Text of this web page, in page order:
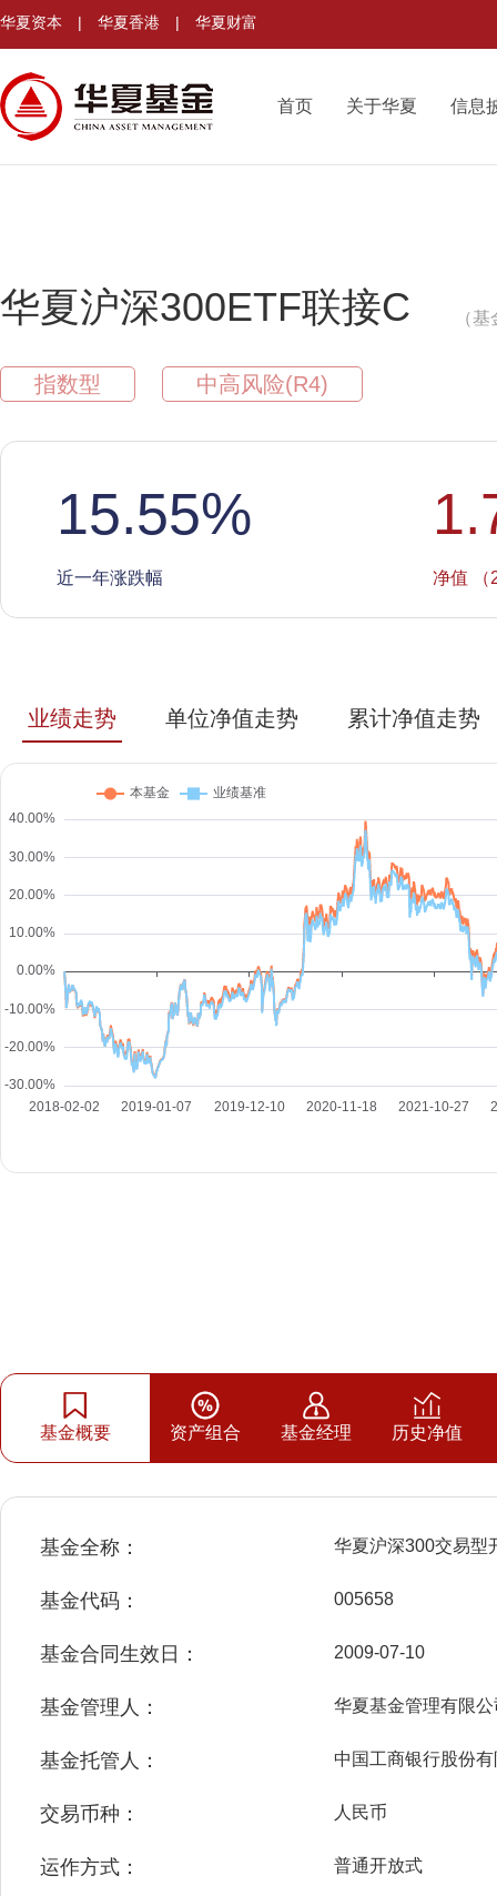
华夏资本 | 华夏香港 | 华夏财富
首页 关于华夏 信息
华夏沪深300ETF联接C （
指数型 中高风险(R4)
15.55%
近一年涨跌幅 净值 （
业绩走势 单位净值走势 累计净值走势
基金概要 资产组合 基金经理 历史净值
基金全称： 华夏沪深300交易型
基金代码： 005658
基金合同生效日： 2009-07-10
基金管理人： 华夏基金管理有限公
基金托管人： 中国工商银行股份
交易币种： 人民币
运作方式： 普通开放式